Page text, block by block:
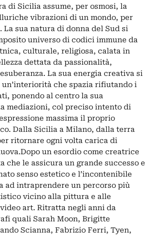
di Sicilia assume, per osmosi, la
vibrazioni di un mondo, per
La sua natura di donna del Sud si
universo di codici immune da
culturale, religiosa, calata in
dettata da passionalità,
La sua energia creativa si
un’interiorità che spazia rifiutando i
ponendo al centro la sua
mediazioni, col preciso intento di
massima il proprio
Dalla Sicilia a Milano, dalla terra
ritornare ogni volta carica di
un esordio come creatrice
che le assicura un grande successo e
senso estetico e l’incontenibile
ad intraprendere un percorso più
vicino alla pittura e alle
art. Ritratta negli anni da
quali Sarah Moon, Brigitte
Scianna, Fabrizio Ferri, Tyen,